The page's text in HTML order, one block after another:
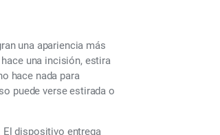
una apariencia más
una incisión, estira
hace nada para
puede verse estirada o
El dispositivo entrega